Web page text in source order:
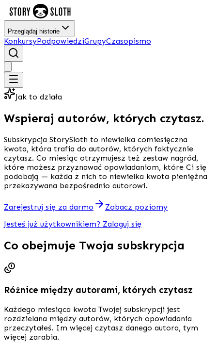
Przeglądaj historie
KonkursyPodpowiedziGrupyCzasopismo
Jak to działa
Wspieraj autorów, których czytasz.
Subskrypcja StorySloth to niewielka comiesięczna
kwota, która trafia do autorów, których faktycznie
czytasz. Co miesiąc otrzymujesz też zestaw nagród,
które możesz przyznawać opowiadaniom, które Ci się
podobają — każda z nich to niewielka kwota pieniężna
przekazywana bezpośrednio autorowi.
Zarejestruj się za darmo
Zobacz poziomy
Jesteś już użytkownikiem? Zaloguj się
Co obejmuje Twoja subskrypcja
Różnice między autorami, których czytasz
Każdego miesiąca kwota Twojej subskrypcji jest
rozdzielana między autorów, których opowiadania
przeczytałeś. Im więcej czytasz danego autora, tym
więcej zarabia.